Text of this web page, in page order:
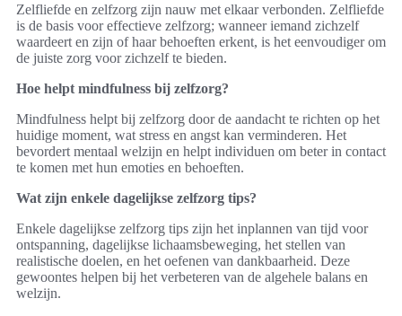
Zelfliefde en zelfzorg zijn nauw met elkaar verbonden. Zelfliefde
is de basis voor effectieve zelfzorg; wanneer iemand zichzelf
waardeert en zijn of haar behoeften erkent, is het eenvoudiger om
de juiste zorg voor zichzelf te bieden.
Hoe helpt mindfulness bij zelfzorg?
Mindfulness helpt bij zelfzorg door de aandacht te richten op het
huidige moment, wat stress en angst kan verminderen. Het
bevordert mentaal welzijn en helpt individuen om beter in contact
te komen met hun emoties en behoeften.
Wat zijn enkele dagelijkse zelfzorg tips?
Enkele dagelijkse zelfzorg tips zijn het inplannen van tijd voor
ontspanning, dagelijkse lichaamsbeweging, het stellen van
realistische doelen, en het oefenen van dankbaarheid. Deze
gewoontes helpen bij het verbeteren van de algehele balans en
welzijn.